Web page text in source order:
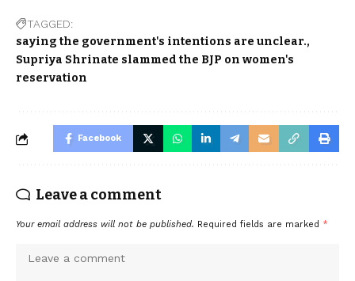
TAGGED:
saying the government's intentions are unclear.
Supriya Shrinate slammed the BJP on women's
reservation
Facebook
Leave a comment
Your email address will not be published. Required fields are marked *